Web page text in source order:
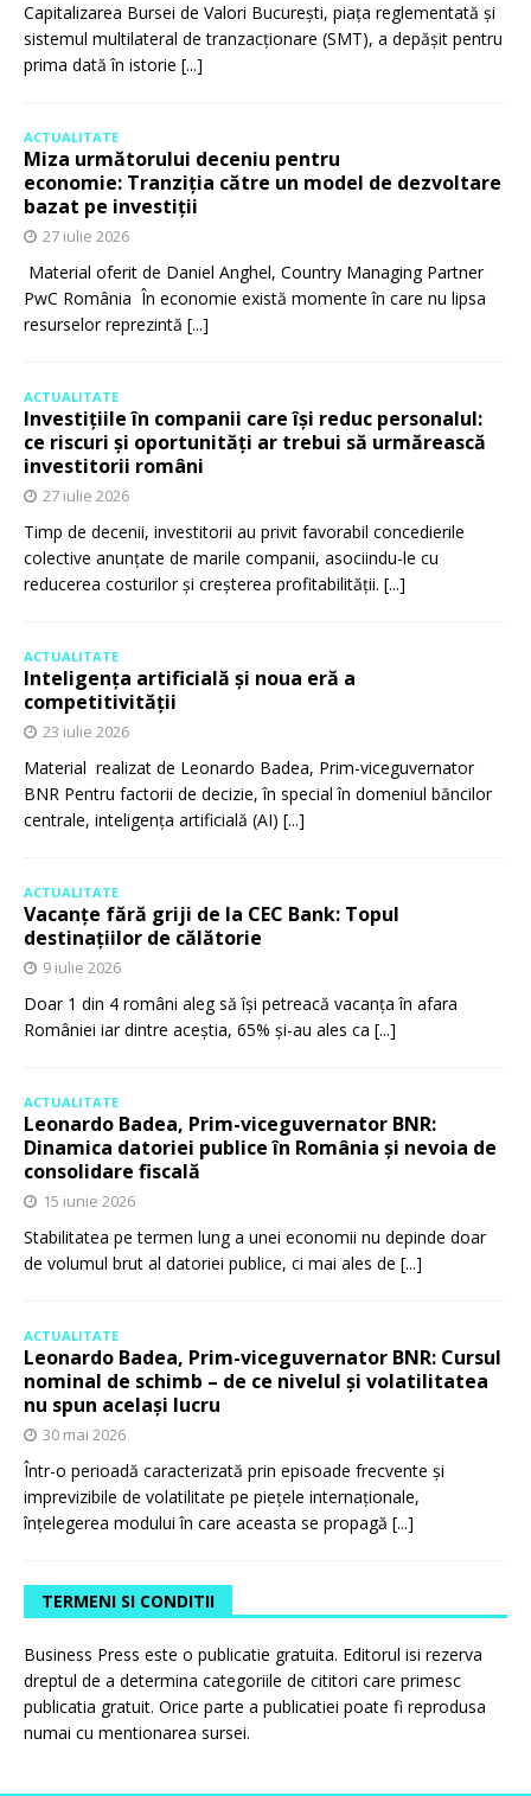
Capitalizarea Bursei de Valori București, piața reglementată și
sistemul multilateral de tranzacționare (SMT), a depășit pentru
prima dată în istorie [...]
ACTUALITATE
Miza următorului deceniu pentru
economie: Tranziția către un model de dezvoltare
bazat pe investiții
27 iulie 2026
Material oferit de Daniel Anghel, Country Managing Partner
PwC România În economie există momente în care nu lipsa
resurselor reprezintă [...]
ACTUALITATE
Investițiile în companii care își reduc personalul:
ce riscuri și oportunități ar trebui să urmărească
investitorii români
27 iulie 2026
Timp de decenii, investitorii au privit favorabil concedierile
colective anunțate de marile companii, asociindu-le cu
reducerea costurilor și creșterea profitabilității. [...]
ACTUALITATE
Inteligența artificială și noua eră a
competitivității
23 iulie 2026
Material realizat de Leonardo Badea, Prim-viceguvernator
BNR Pentru factorii de decizie, în special în domeniul băncilor
centrale, inteligența artificială (AI) [...]
ACTUALITATE
Vacanțe fără griji de la CEC Bank: Topul
destinațiilor de călătorie
9 iulie 2026
Doar 1 din 4 români aleg să își petreacă vacanța în afara
României iar dintre aceștia, 65% și-au ales ca [...]
ACTUALITATE
Leonardo Badea, Prim-viceguvernator BNR:
Dinamica datoriei publice în România și nevoia de
consolidare fiscală
15 iunie 2026
Stabilitatea pe termen lung a unei economii nu depinde doar
de volumul brut al datoriei publice, ci mai ales de [...]
ACTUALITATE
Leonardo Badea, Prim-viceguvernator BNR: Cursul
nominal de schimb – de ce nivelul și volatilitatea
nu spun același lucru
30 mai 2026
Într-o perioadă caracterizată prin episoade frecvente și
imprevizibile de volatilitate pe piețele internaționale,
înțelegerea modului în care aceasta se propagă [...]
TERMENI SI CONDITII
Business Press este o publicatie gratuita. Editorul isi rezerva
dreptul de a determina categoriile de cititori care primesc
publicatia gratuit. Orice parte a publicatiei poate fi reprodusa
numai cu mentionarea sursei.